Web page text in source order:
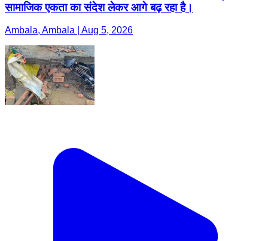
सामाजिक एकता का संदेश लेकर आगे बढ़ रहा है।
Ambala, Ambala | Aug 5, 2026